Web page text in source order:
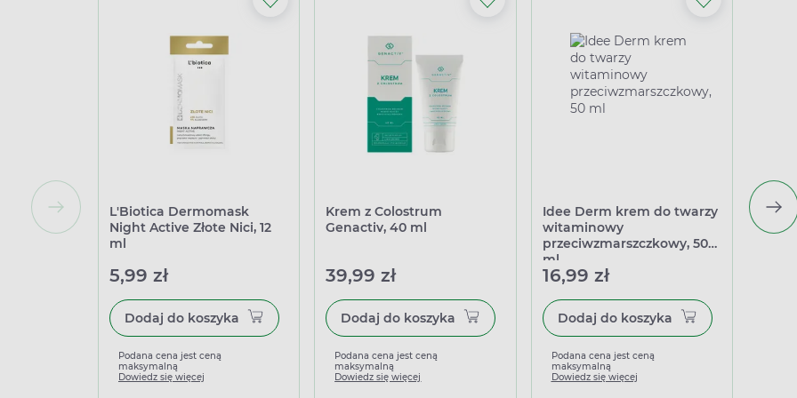
L'Biotica Dermomask
Night Active Złote Nici, 12
ml
5,99 zł
Dodaj do koszyka
Podana cena jest ceną
maksymalną
Dowiedz się więcej
Krem z Colostrum
Genactiv, 40 ml
39,99 zł
Dodaj do koszyka
Podana cena jest ceną
maksymalną
Dowiedz się więcej
Idee Derm krem do twarzy
witaminowy
przeciwzmarszczkowy, 50
ml
16,99 zł
Dodaj do koszyka
Podana cena jest ceną
maksymalną
Dowiedz się więcej